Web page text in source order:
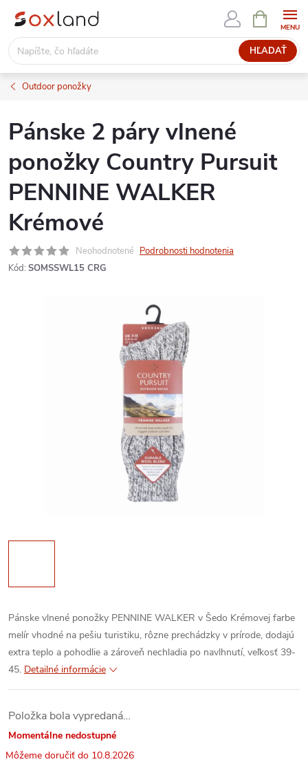
Prejsť
obsah
HĽADAŤ
KOŠÍK
Outdoor ponožky
Pánske 2 páry vlnené
ponožky Country Pursuit
PENNINE WALKER
Krémové
Neohodnotené Podrobnosti hodnotenia
Kód: SOMSSWL15 CRG
Pánske vlnené ponožky PENNINE WALKER v Šedo Krémovej farbe
melír vhodné na pešiu turistiku, rôzne prechádzky v prírode, dodajú
extra teplo a pohodlie a zároveň nechladia po navlhnutí, veľkosť 39-
45. Detailné informácie
Položka bola vypredaná…
Momentálne nedostupné
10.8.2026